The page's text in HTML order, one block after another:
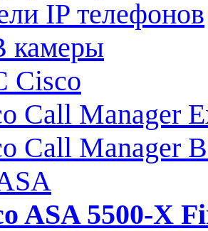
IP телефонов
камеры
Cisco
Call Manager
Call Manager
ASA 5500-X